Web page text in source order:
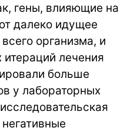
гены, влияющие на
далеко идущее
организма, и
лечения
больше
у лабораторных